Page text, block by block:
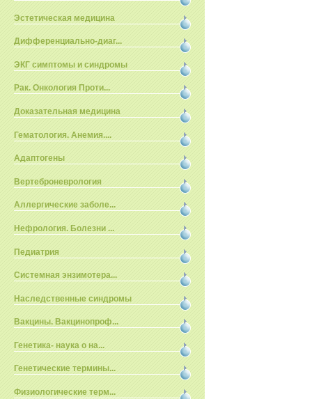
Эстетическая медицина
Дифференциально-диаг...
ЭКГ симптомы и синдромы
Рак. Онкология Проти...
Доказательная медицина
Гематология. Анемия....
Адаптогены
Вертеброневрология
Аллергические заболе...
Нефрология. Болезни ...
Педиатрия
Системная энзимотера...
Наследственные синдромы
Вакцины. Вакцинопроф...
Генетика- наука о на...
Генетические термины...
Физиологические терм...